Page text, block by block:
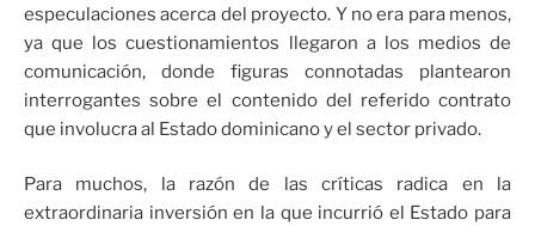
especulaciones acerca del proyecto. Y no era para menos,
ya que los cuestionamientos llegaron a los medios de
comunicación, donde figuras connotadas plantearon
interrogantes sobre el contenido del referido contrato
que involucra al Estado dominicano y el sector privado.
Para muchos, la razón de las críticas radica en la
extraordinaria inversión en la que incurrió el Estado para